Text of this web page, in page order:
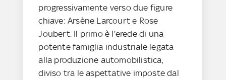
progressivamente verso due figure
chiave: Arsène Larcourt e Rose
Joubert. Il primo è l’erede di una
potente famiglia industriale legata
alla produzione automobilistica,
diviso tra le aspettative imposte dal